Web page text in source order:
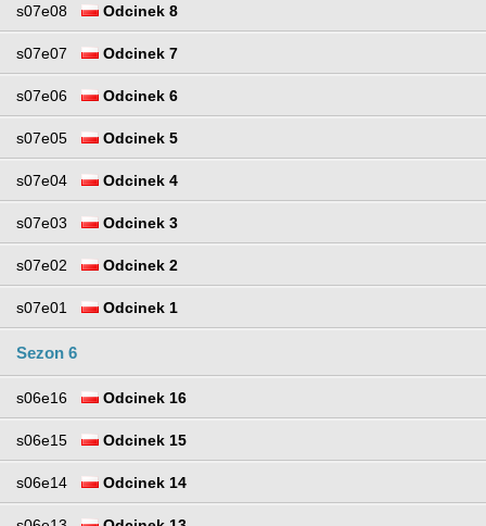
s07e08 Odcinek 8
s07e07 Odcinek 7
s07e06 Odcinek 6
s07e05 Odcinek 5
s07e04 Odcinek 4
s07e03 Odcinek 3
s07e02 Odcinek 2
s07e01 Odcinek 1
Sezon 6
s06e16 Odcinek 16
s06e15 Odcinek 15
s06e14 Odcinek 14